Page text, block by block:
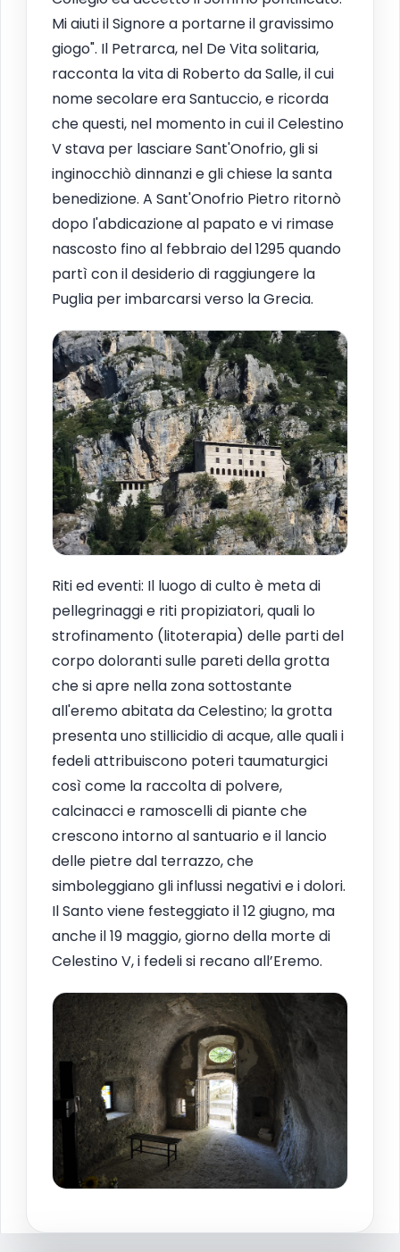
Mi aiuti il Signore a portarne il gravissimo
giogo". Il Petrarca, nel De Vita solitaria,
racconta la vita di Roberto da Salle, il cui
nome secolare era Santuccio, e ricorda
che questi, nel momento in cui il Celestino
V stava per lasciare Sant'Onofrio, gli si
inginocchiò dinnanzi e gli chiese la santa
benedizione. A Sant'Onofrio Pietro ritornò
dopo l'abdicazione al papato e vi rimase
nascosto fino al febbraio del 1295 quando
partì con il desiderio di raggiungere la
Puglia per imbarcarsi verso la Grecia.
Riti ed eventi: Il luogo di culto è meta di
pellegrinaggi e riti propiziatori, quali lo
strofinamento (litoterapia) delle parti del
corpo doloranti sulle pareti della grotta
che si apre nella zona sottostante
all'eremo abitata da Celestino; la grotta
presenta uno stillicidio di acque, alle quali i
fedeli attribuiscono poteri taumaturgici
così come la raccolta di polvere,
calcinacci e ramoscelli di piante che
crescono intorno al santuario e il lancio
delle pietre dal terrazzo, che
simboleggiano gli influssi negativi e i dolori.
Il Santo viene festeggiato il 12 giugno, ma
anche il 19 maggio, giorno della morte di
Celestino V, i fedeli si recano all’Eremo.